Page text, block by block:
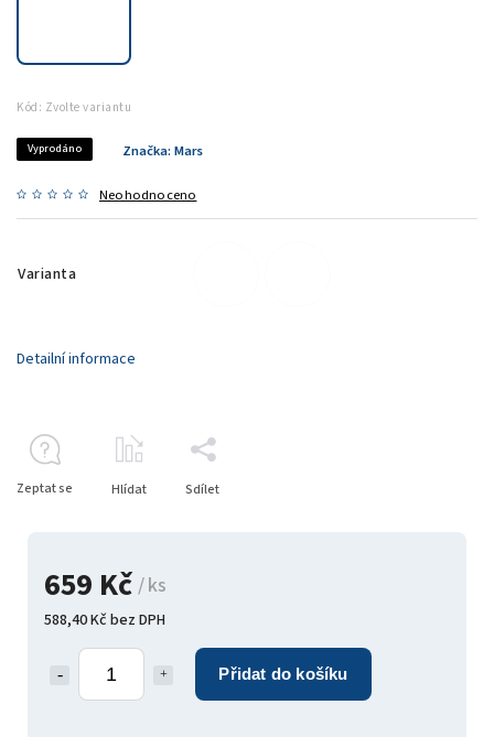
Kód: Zvolte variantu
Vyprodáno
Neohodnoceno
Značka: Mars
Varianta
659 Kč / ks
588,40 Kč bez DPH
Přidat do košíku
Detailní informace
Zeptat se Hlídat Sdílet